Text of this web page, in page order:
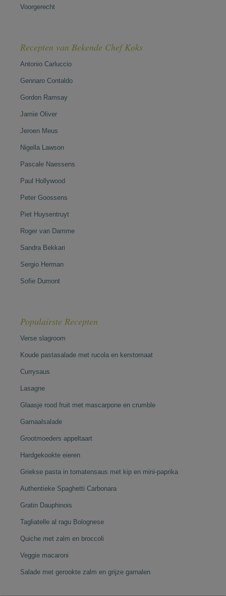
Voorgerecht
Recepten van Bekende Chef Koks
Antonio Carluccio
Gennaro Contaldo
Gordon Ramsay
Jamie Oliver
Jeroen Meus
Nigella Lawson
Pascale Naessens
Paul Hollywood
Peter Goossens
Piet Huysentruyt
Roger van Damme
Sandra Bekkari
Sergio Herman
Sofie Dumont
Populairste Recepten
Verse slagroom
Koude pastasalade met rucola en kerstomaat
Currysaus
Lasagne
Glaasje rood fruit met mascarpone en crumble
Garnaalsalade
Grootmoeders appeltaart
Hardgekookte eieren
Griekse pasta in tomatensaus met kip en mini-paprika
Authentieke Spaghetti Carbonara
Gratin Dauphinois
Tagliatelle al ragu Bolognese
Quiche met zalm en broccoli
Veggie macaroni
Salade met gerookte zalm en grijze garnalen